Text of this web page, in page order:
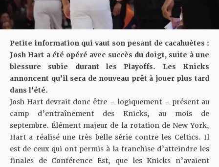
Petite information qui vaut son pesant de cacahuètes :
Josh Hart a été opéré avec succès du doigt, suite à une
blessure subie durant les Playoffs. Les Knicks
annoncent qu’il sera de nouveau prêt à jouer plus tard
dans l’été.
Josh Hart devrait donc être – logiquement – présent au
camp d’entraînement des Knicks, au mois de
septembre. Élément majeur de la rotation de New York,
Hart a réalisé une très belle série contre les Celtics. Il
est de ceux qui ont permis à la franchise d’atteindre les
finales de Conférence Est, que les Knicks n’avaient